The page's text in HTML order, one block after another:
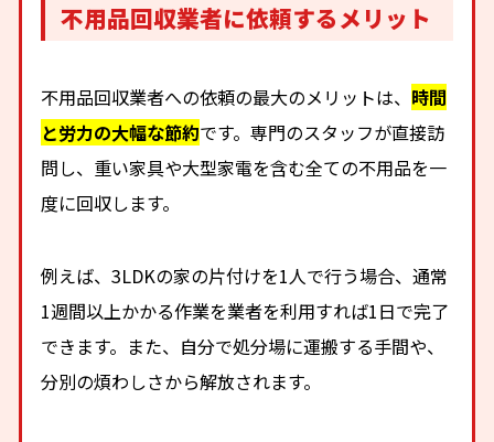
不用品回収業者に依頼するメリット
不用品回収業者への依頼の最大のメリットは、 時間
と労力の大幅な節約です。専門のスタッフが直接訪
問し、重い家具や大型家電を含む全ての不用品を一
度に回収します。
例えば、3LDKの家の片付けを1人で行う場合、通常
1週間以上かかる作業を業者を利用すれば1日で完了
できます。また、自分で処分場に運搬する手間や、
分別の煩わしさから解放されます。